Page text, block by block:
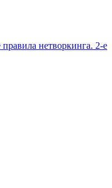
нетворкинга. 2-е